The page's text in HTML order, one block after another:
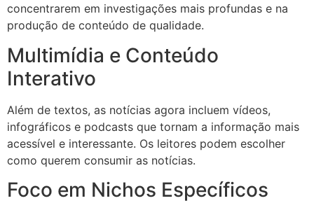
concentrarem em investigações mais profundas e na
produção de conteúdo de qualidade.
Multimídia e Conteúdo
Interativo
Além de textos, as notícias agora incluem vídeos,
infográficos e podcasts que tornam a informação mais
acessível e interessante. Os leitores podem escolher
como querem consumir as notícias.
Foco em Nichos Específicos